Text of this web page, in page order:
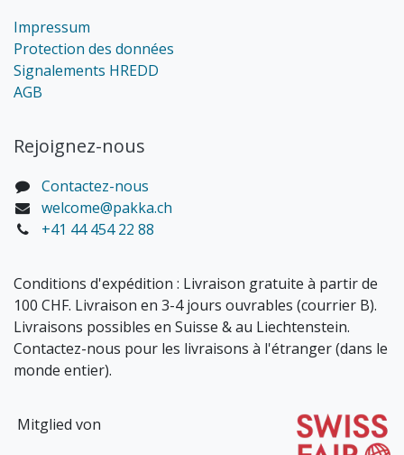
Impressum
Protection des données
Signalements HREDD
AGB
Rejoignez-nous
Contactez-nous
welcome@pakka.ch
+41 44 454 22 88
Conditions d'expédition : Livraison gratuite à partir de
100 CHF. Livraison en 3-4 jours ouvrables (courrier B).
Livraisons possibles en Suisse & au Liechtenstein.
Contactez-nous pour les livraisons à l'étranger (dans le
monde entier).
Mitglied von